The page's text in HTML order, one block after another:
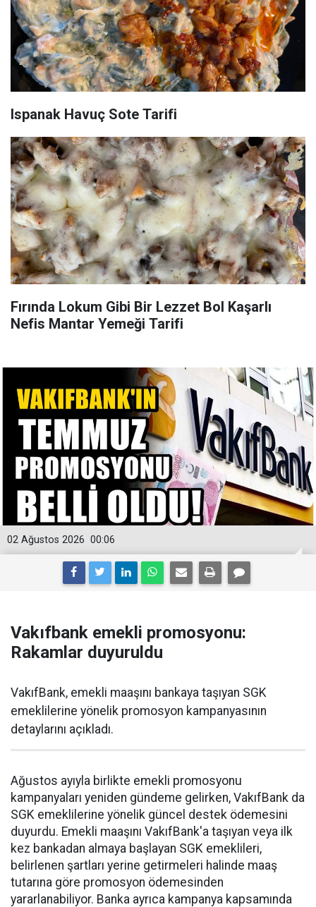
Ispanak Havuç Sote Tarifi
Fırında Lokum Gibi Bir Lezzet Bol Kaşarlı
Nefis Mantar Yemeği Tarifi
00:06
02 Ağustos 2026
Vakıfbank emekli promosyonu:
Rakamlar duyuruldu
VakıfBank, emekli maaşını bankaya taşıyan SGK
emeklilerine yönelik promosyon kampanyasının
detaylarını açıkladı.
Ağustos ayıyla birlikte emekli promosyonu
kampanyaları yeniden gündeme gelirken, VakıfBank da
SGK emeklilerine yönelik güncel destek ödemesini
duyurdu. Emekli maaşını VakıfBank'a taşıyan veya ilk
kez bankadan almaya başlayan SGK emeklileri,
belirlenen şartları yerine getirmeleri halinde maaş
tutarına göre promosyon ödemesinden
yararlanabiliyor. Banka ayrıca kampanya kapsamında